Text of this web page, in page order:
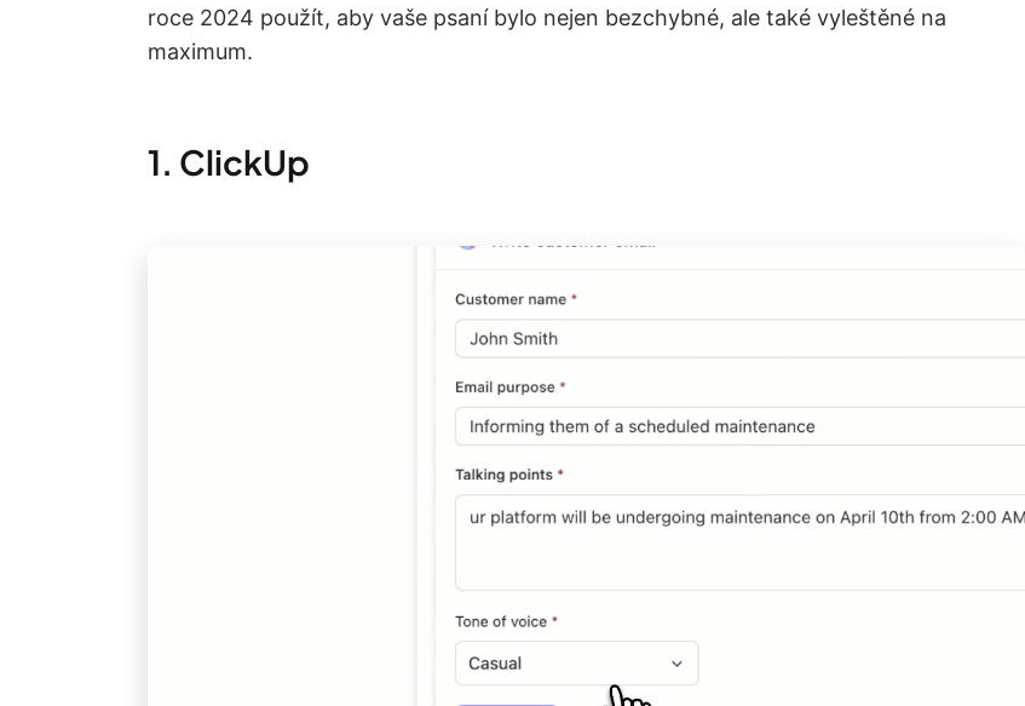
roce 2024 použít, aby vaše psaní bylo nejen bezchybné, ale také vyleštěné na
maximum.
1. ClickUp